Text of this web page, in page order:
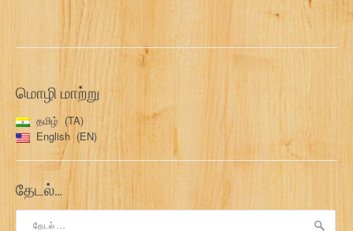
மொழி மாற்று
தமிழ்
TA
English
EN
தேடல்…